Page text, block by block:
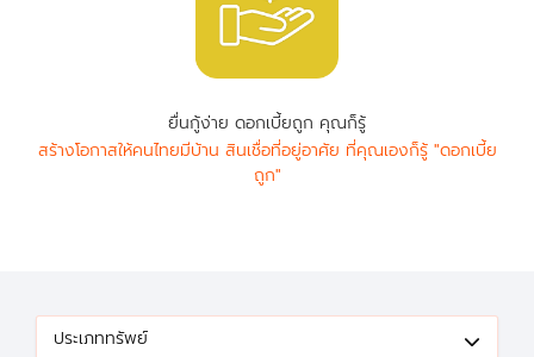
ยื่นกู้ง่าย ดอกเบี้ยถูก คุณก็รู้
สร้างโอกาสให้คนไทยมีบ้าน สินเชื่อที่อยู่อาศัย ที่คุณเองก็รู้ "ดอกเบี้ย
ถูก"
ประเภททรัพย์